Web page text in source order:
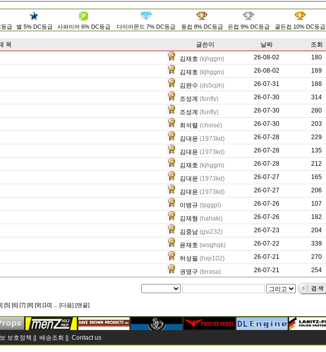
급 별 5% DC등급 사파이어 6% DC등급 다이아몬드 7% DC등급 동컵 8% DC등급 은컵 9% DC등급 골든컵 10% DC등급
목 글쓴이 날짜
조회
김재호 (kjhggm) 26-08-02
180
김재호 (kjhggm) 26-08-02
169
김완수 (ds5cph) 26-07-31
188
조성계 (funfly) 26-07-30
314
조성계 (funfly) 26-07-30
280
최석렬 (choise) 26-07-30
203
김대윤 (1973kd) 26-07-28
229
김대윤 (1973kd) 26-07-28
135
김재호 (kjhggm) 26-07-28
212
김대윤 (1973kd) 26-07-27
165
김대윤 (1973kd) 26-07-27
206
이병규 (lpggpl) 26-07-26
107
김재형 (hahaki) 26-07-26
182
김중남 (gsi232) 26-07-23
204
윤재호 (woghqk) 26-07-22
339
허성필 (hsp102) 26-07-21
270
권명구 (terasa) 26-07-21 254
[5] [6] [7] [8] [9] [10] [다음] [맨끝]
보호정책 || 배송조회 || Contact us